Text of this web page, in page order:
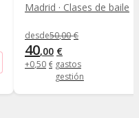
Madrid · Clases de baile
desde50,00 €
40,00 €
+0,50 € gastos
gestión